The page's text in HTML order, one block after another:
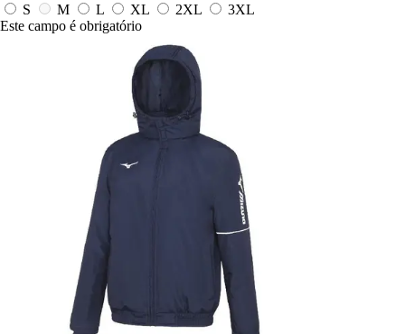
S
M L XL 2XL
3XL
Este campo é obrigatório